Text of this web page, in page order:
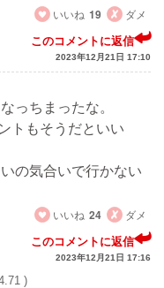
いいね 19 ダメ
このコメントに返信
2023年12月21日 17:10
っちまったな。
トもそうだといい
の気合いで行かない
いいね 24 ダメ
このコメントに返信
2023年12月21日 17:16
)